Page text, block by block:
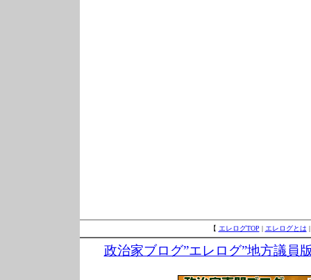
【 エレログTOP | エレログとは
政治家ブログ”エレログ”地方議員